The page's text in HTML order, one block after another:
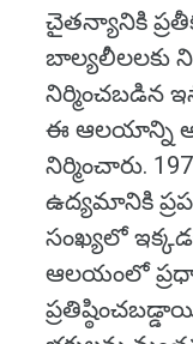
చైతన్యానికి
బాల్యలీలలకు
నిర్మించబడిన
ఈ ఆలయాన్ని
నిర్మించారు.
ఉద్యమానికి
సంఖ్యలో
ఆలయంలో